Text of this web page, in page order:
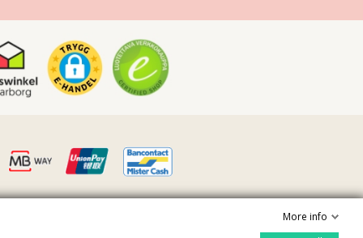
หรือสบู่อ่อน
ะชื้น ทำไม? เพราะงานพิมพ์และลวดลายที่อยู่บนชุดว่ายน้ำอาจ
ดได้ง่ายๆ นั่นเอง
ะณีตเพื่อรีดน้ำส่วนเกินออก จากนั้นตากในที่ร่มและผึ่งลมให้แห้ง วิธี
More info